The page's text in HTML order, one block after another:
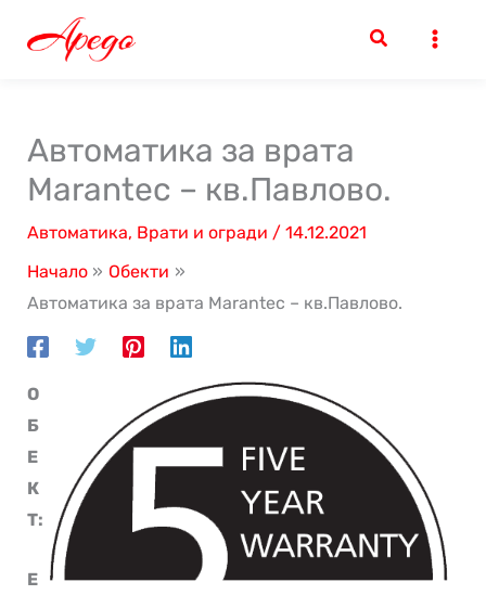
Автоматика за врата
Marantec – кв.Павлово.
Автоматика, Врати и огради / 14.12.2021
Начало
Обекти
Автоматика за врата Marantec – кв.Павлово.
О
Б
Е
К
Т:
Е